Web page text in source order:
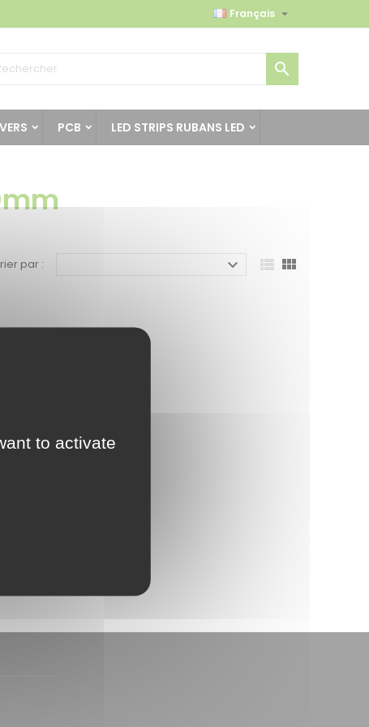
Français 

PCB LED STRIPS RUBANS LED
par :   
to activate